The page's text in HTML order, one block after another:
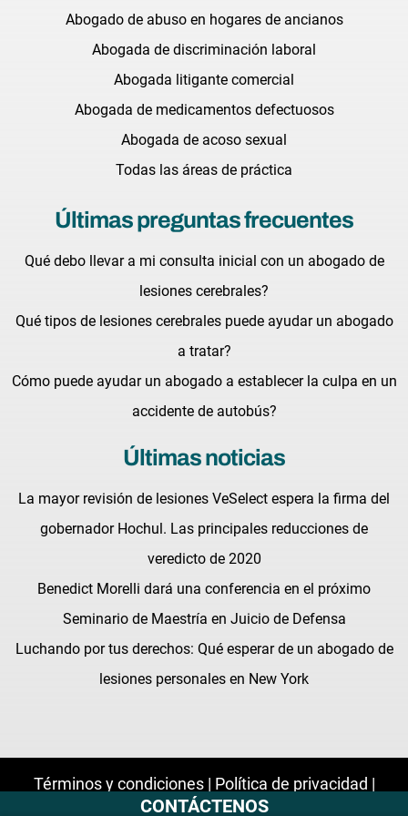
Abogado de abuso en hogares de ancianos
Abogada de discriminación laboral
Abogada litigante comercial
Abogada de medicamentos defectuosos
Abogada de acoso sexual
Todas las áreas de práctica
Últimas preguntas frecuentes
Qué debo llevar a mi consulta inicial con un abogado de
lesiones cerebrales?
Qué tipos de lesiones cerebrales puede ayudar un abogado
a tratar?
Cómo puede ayudar un abogado a establecer la culpa en un
accidente de autobús?
Últimas noticias
La mayor revisión de lesiones VeSelect espera la firma del
gobernador Hochul. Las principales reducciones de
veredicto de 2020
Benedict Morelli dará una conferencia en el próximo
Seminario de Maestría en Juicio de Defensa
Luchando por tus derechos: Qué esperar de un abogado de
lesiones personales en New York
Términos y condiciones | Política de privacidad |
Mapa del sitio
CONTÁCTENOS